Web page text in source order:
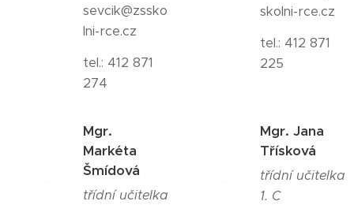
sevcik@zssko
lni-rce.cz
tel.: 412 871
274
skolni-rce.cz
tel.: 412 871
225
Mgr.
Markéta
Šmídová
třídní učitelka
Mgr. Jana
Třísková
třídní učitelka
1. C